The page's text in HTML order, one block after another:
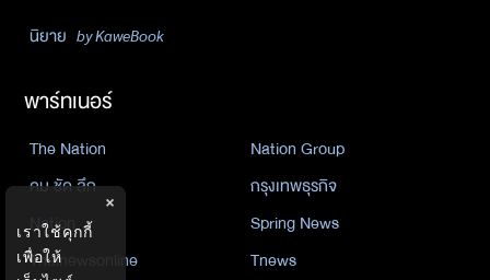
นิยาย by KaweBook
พาร์ทเนอร์
The Nation
Nation Group
คม ชัด ลึก
กรุงเทพธุรกิจ
Nation
Spring News
Thainewsonline
Tnews
×
เราใช้คุกกี้
เพื่อให้